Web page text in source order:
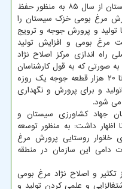
سازمان جهاد کشاورزی سیستان و بلوچستان از سال ۸۵ به منظور حفظ
مرغ بومی خزک سیستان را
تولید و پرورش جوجه و ترویج
مرغ بومی و افزایش تولید
اندازی مرکز اصلاح نژاد
صورتی که به قول کارشناسان
هم اینک در این مرکز سالانه حدود ۱۵ تا ۲۰ هزار قطعه جوجه یک روزه
و برای پرورش و نگهداری
می شود.
جهاد کشاورزی سیستان و
اظهار داشت: به منظور توسعه
خانوار روستایی پرورش مرغ
دامی این سازمان در منطقه
تکثیر و اصلاح نژاد مرغ بومی
و علمی کردن تولید و